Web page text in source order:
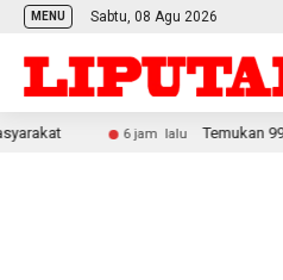
MENU Sabtu, 08 Agu 2026
6 jam lalu Temukan 996 Benda